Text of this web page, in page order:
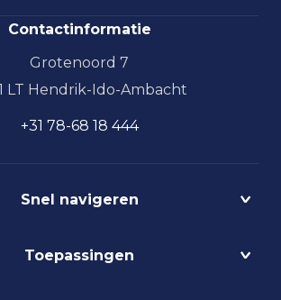
Contactinformatie
Grotenoord 7
LT Hendrik-Ido-Ambacht
+31 78-68 18 444
Snel navigeren
Circulair
Toepassingen